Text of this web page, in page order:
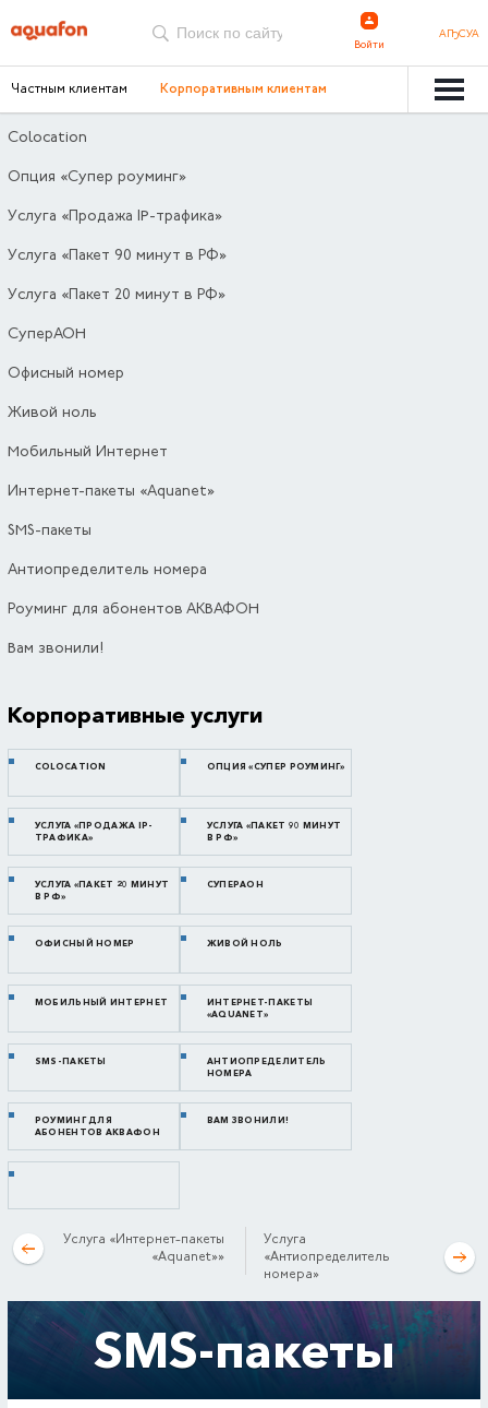
Войти
АҦСУА
Частным клиентам Корпоративным клиентам
Colocation
Опция «Супер роуминг»
Услуга «Продажа IP-трафика»
Услуга «Пакет 90 минут в РФ»
Услуга «Пакет 20 минут в РФ»
СуперАОН
Офисный номер
Живой ноль
Мобильный Интернет
Интернет-пакеты «Aquanet»
SMS-пакеты
Антиопределитель номера
Роуминг для абонентов АКВАФОН
Вам звонили!
Корпоративные услуги
COLOCATION ОПЦИЯ «СУПЕР РОУМИНГ»
УСЛУГА «ПРОДАЖА IP-
ТРАФИКА»
УСЛУГА «ПАКЕТ 90 МИНУТ
В РФ»
УСЛУГА «ПАКЕТ 20 МИНУТ
В РФ»
СУПЕРАОН
ОФИСНЫЙ НОМЕР ЖИВОЙ НОЛЬ
МОБИЛЬНЫЙ ИНТЕРНЕТ
ИНТЕРНЕТ-ПАКЕТЫ
«AQUANET»
SMS-ПАКЕТЫ
АНТИОПРЕДЕЛИТЕЛЬ
НОМЕРА
РОУМИНГ ДЛЯ
АБОНЕНТОВ АКВАФОН
ВАМ ЗВОНИЛИ!
Услуга «Интернет-пакеты
«Aquanet»»
Услуга
«Антиопределитель
номера»
SMS-пакеты